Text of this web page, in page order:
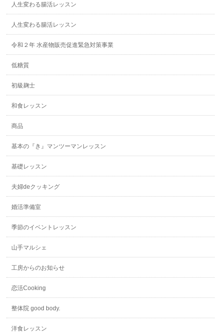
人生変わる腸活レッスン
人生変わる腸活レッスン
令和２年 水産物販売促進緊急対策事業
低糖質
初級麹士
和食レッスン
商品
基本の『き』マンツーマンレッスン
基礎レッスン
夫婦deクッキング
婚活準備室
季節のイベントレッスン
山手マルシェ
工房からのお知らせ
恋活Cooking
整体院 good body.
洋食レッスン